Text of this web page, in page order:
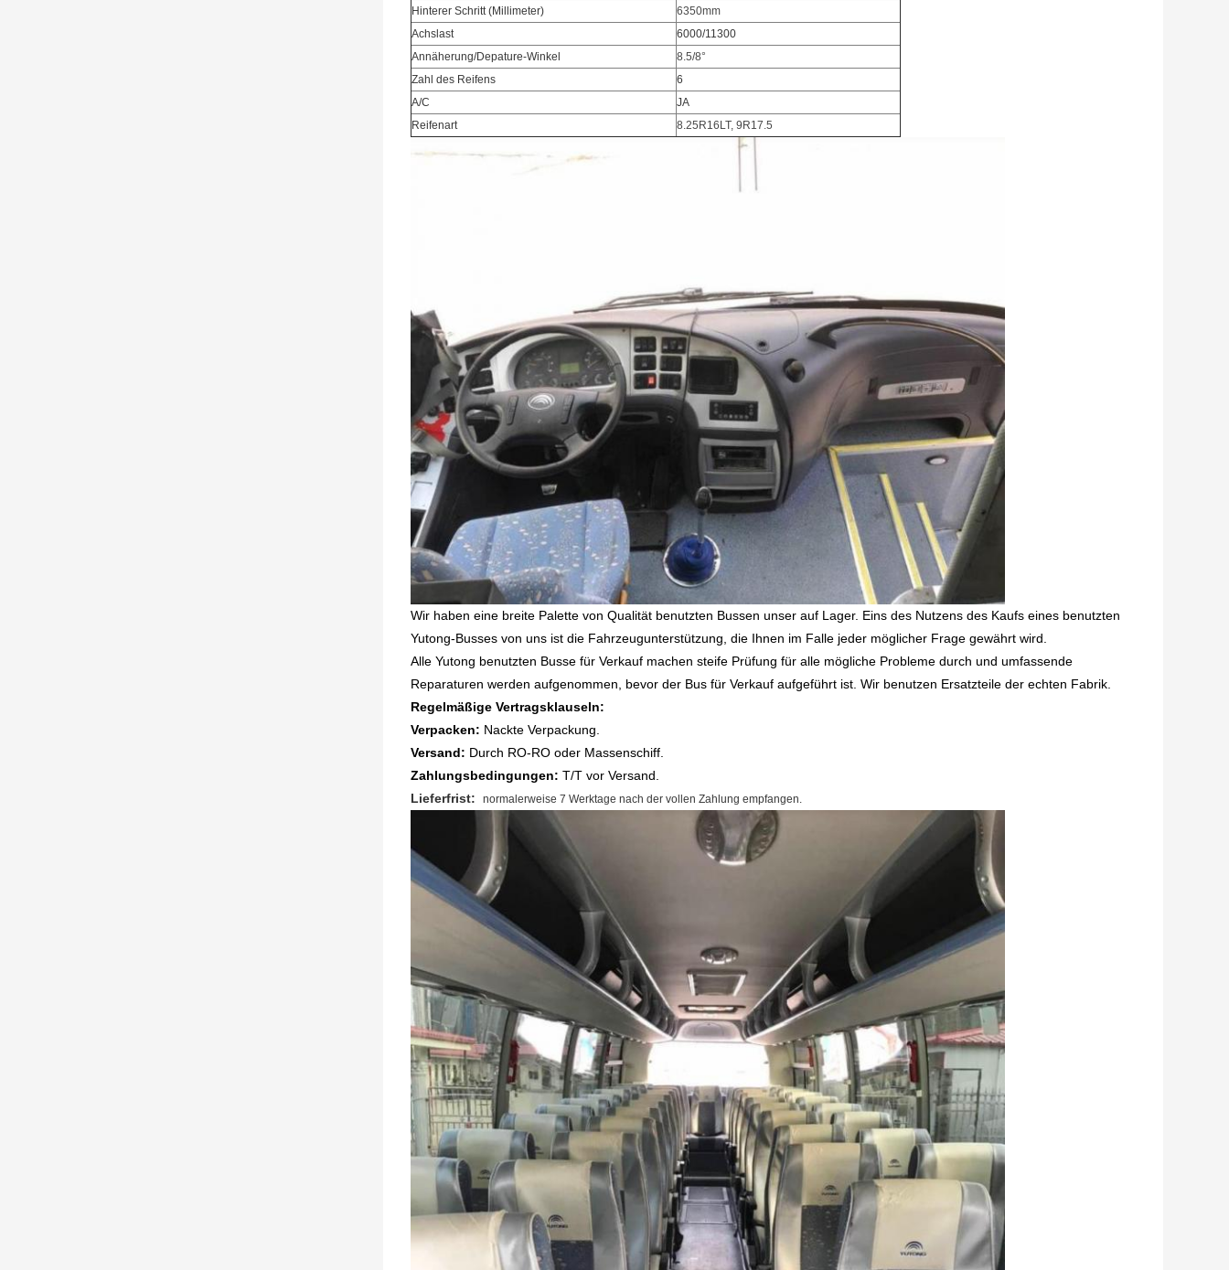
Hinterer Schritt (Millimeter)
6350mm
Achslast
6000/11300
Annäherung/Depature-Winkel
8.5/8°
Zahl des Reifens
6
A/C
JA
Reifenart
8.25R16LT, 9R17.5
Wir haben eine breite Palette von Qualität benutzten Bussen unser auf Lager. Eins des Nutzens des Kaufs eines benutzten
Yutong-Busses von uns ist die Fahrzeugunterstützung, die Ihnen im Falle jeder möglicher Frage gewährt wird.
Alle Yutong benutzten Busse für Verkauf machen steife Prüfung für alle mögliche Probleme durch und umfassende
Reparaturen werden aufgenommen, bevor der Bus für Verkauf aufgeführt ist. Wir benutzen Ersatzteile der echten Fabrik.
Regelmäßige Vertragsklauseln:
Verpacken: Nackte Verpackung.
Versand: Durch RO-RO oder Massenschiff.
Zahlungsbedingungen: T/T vor Versand.
Lieferfrist: normalerweise 7 Werktage nach der vollen Zahlung empfangen.